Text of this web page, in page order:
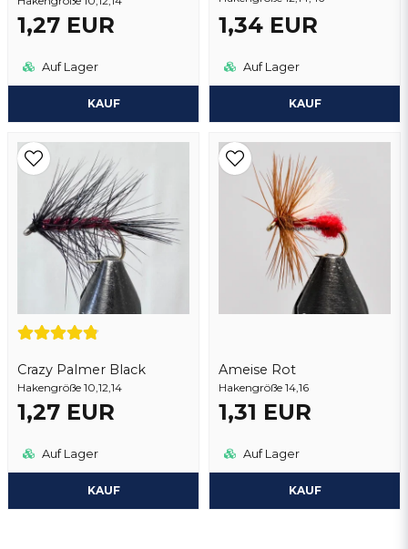
1,27 EUR
Auf Lager
KAUF
1,34 EUR
Auf Lager
KAUF
Crazy Palmer Black
Hakengröße 10,12,14
1,27 EUR
Auf Lager
KAUF
Ameise Rot
Hakengröße 14,16
1,31 EUR
Auf Lager
KAUF